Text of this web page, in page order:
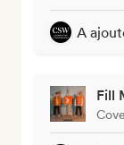
A
Fill